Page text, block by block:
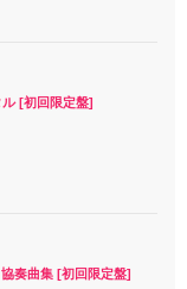
[初回限定盤]
奏曲集 [初回限定盤]